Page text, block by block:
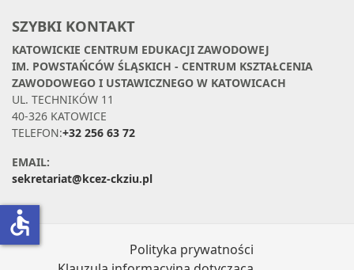
SZYBKI KONTAKT
KATOWICKIE CENTRUM EDUKACJI ZAWODOWEJ
IM. POWSTAŃCÓW ŚLĄSKICH - CENTRUM KSZTAŁCENIA
ZAWODOWEGO I USTAWICZNEGO W KATOWICACH
UL. TECHNIKÓW 11
40-326 KATOWICE
TELEFON:+32 256 63 72
EMAIL:
sekretariat@kcez-ckziu.pl
Polityka prywatności
accessible